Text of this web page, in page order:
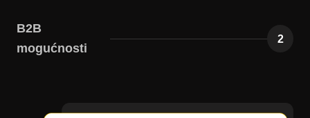
B2B
mogućnosti
2